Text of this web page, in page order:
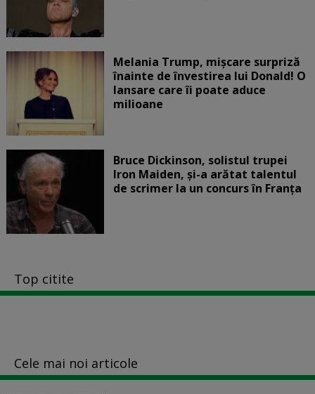
Melania Trump, mișcare surpriză
înainte de învestirea lui Donald! O
lansare care îi poate aduce
milioane
Bruce Dickinson, solistul trupei
Iron Maiden, şi-a arătat talentul
de scrimer la un concurs în Franţa
Top citite
Cele mai noi articole